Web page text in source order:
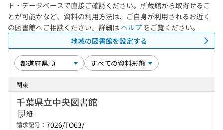
ト・データベースで直接ご確認ください。所蔵館から取寄せるこ
とが可能かなど、資料の利用方法は、ご自身が利用されるお近く
の図書館へご相談ください。詳細は ヘルプ をご覧ください。
地域の図書館を設定する
関東
千葉県立中央図書館
紙
請求記号： 7026/TO63/